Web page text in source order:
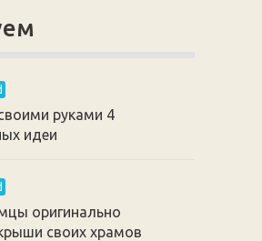
руками 4
идеи
оригинально
своих храмов